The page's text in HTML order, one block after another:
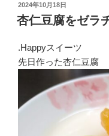
投
稿
日:
2024年10月18日
杏仁豆腐をゼラ
.Happyスイーツ
先日作った杏仁豆腐